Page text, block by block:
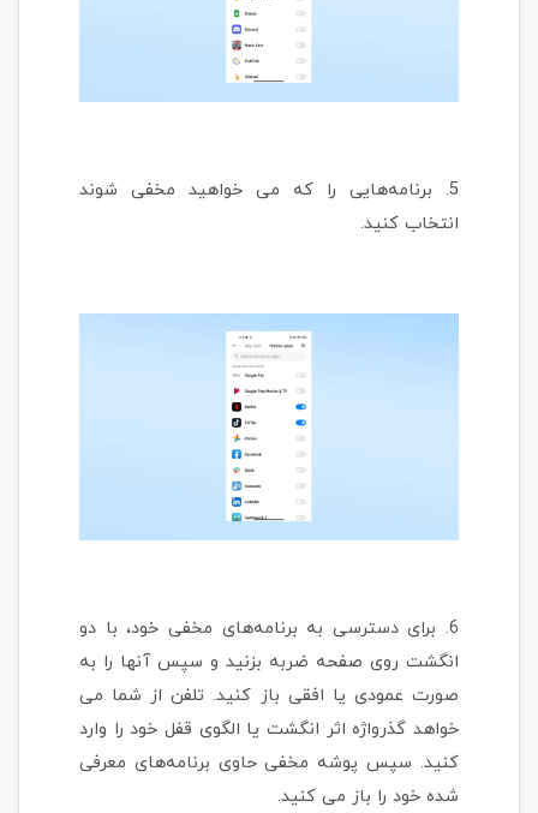
5. برنامه‌هایی را که می خواهید مخفی شوند
انتخاب کنید.
6. برای دسترسی به برنامه‌های مخفی خود، با دو
انگشت روی صفحه ضربه بزنید و سپس آنها را به
صورت عمودی یا افقی باز کنید. تلفن از شما می
خواهد گذرواژه اثر انگشت یا الگوی قفل خود را وارد
کنید. سپس پوشه مخفی حاوی برنامه‌های معرفی
شده خود را باز می کنید.